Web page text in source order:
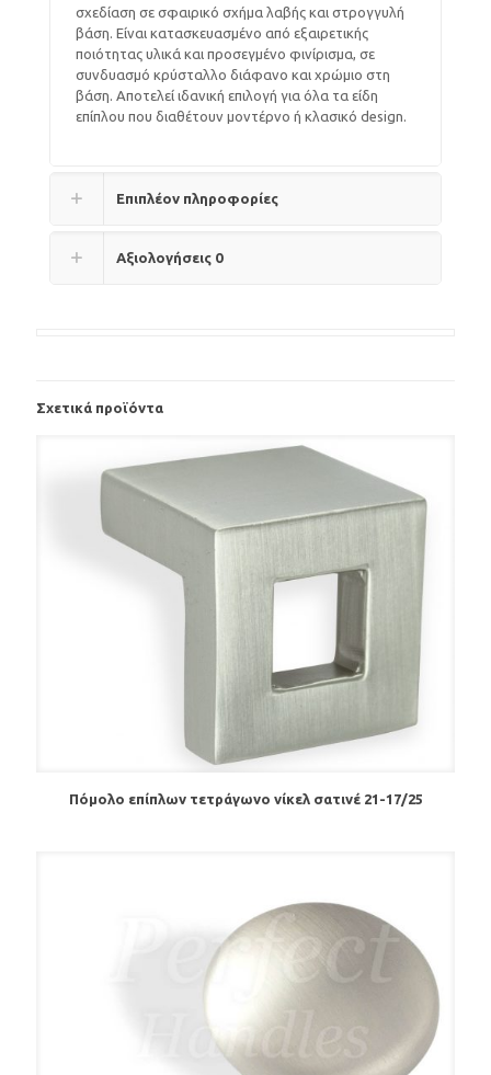
σχεδίαση σε σφαιρικό σχήμα λαβής και στρογγυλή
βάση. Είναι κατασκευασμένο από εξαιρετικής
ποιότητας υλικά και προσεγμένο φινίρισμα, σε
συνδυασμό κρύσταλλο διάφανο και χρώμιο στη
βάση. Αποτελεί ιδανική επιλογή για όλα τα είδη
επίπλου που διαθέτουν μοντέρνο ή κλασικό design.
Επιπλέον πληροφορίες
Αξιολογήσεις 0
Σχετικά προϊόντα
Πόμολo επίπλων τετράγωνο νίκελ σατινέ 21-17/25